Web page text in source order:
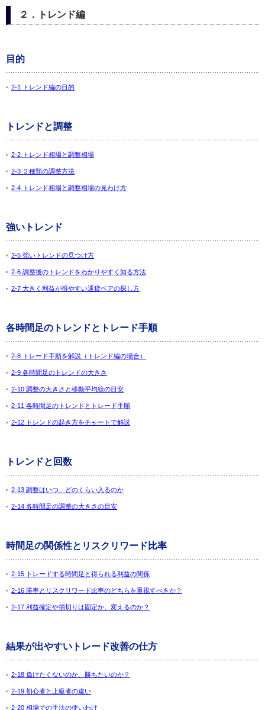
２．トレンド編
目的
2-1 トレンド編の目的
トレンドと調整
2-2 トレンド相場と調整相場
2-3 ２種類の調整方法
2-4 トレンド相場と調整相場の見わけ方
強いトレンド
2-5 強いトレンドの見つけ方
2-6 調整後のトレンドをわかりやすく知る方法
2-7 大きく利益が得やすい通貨ペアの探し方
各時間足のトレンドとトレード手順
2-8 トレード手順を解説（トレンド編の場合）
2-9 各時間足のトレンドの大きさ
2-10 調整の大きさと移動平均線の目安
2-11 各時間足のトレンドとトレード手順
2-12 トレンドの起き方をチャートで解説
トレンドと回数
2-13 調整はいつ、どのくらい入るのか
2-14 各時間足の調整の大きさの目安
時間足の関係性とリスクリワード比率
2-15 トレードする時間足と得られる利益の関係
2-16 勝率とリスクリワード比率のどちらを重視すべきか？
2-17 利益確定や損切りは固定か、変えるのか？
結果が出やすいトレード改善の仕方
2-18 負けたくないのか、勝ちたいのか？
2-19 初心者と上級者の違い
2-20 相場での手法の使いわけ